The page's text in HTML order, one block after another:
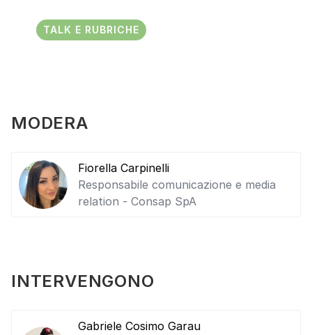
MODERA
Fiorella Carpinelli
Responsabile comunicazione e media
relation - Consap SpA
INTERVENGONO
Gabriele Cosimo Garau
TALK E RUBRICHE